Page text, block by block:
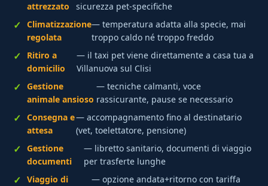
attrezzato
sicurezza pet-specifiche
Climatizzazione
regolata
— temperatura adatta alla specie, mai
troppo caldo né troppo freddo
Ritiro a
domicilio
— il taxi pet viene direttamente a casa tua a
Villanuova sul Clisi
Gestione
animale ansioso
— tecniche calmanti, voce
rassicurante, pause se necessario
Consegna e
attesa
— accompagnamento fino al destinatario
(vet, toelettatore, pensione)
Gestione
documenti
— libretto sanitario, documenti di viaggio
per trasferte lunghe
Viaggio di
— opzione andata+ritorno con tariffa